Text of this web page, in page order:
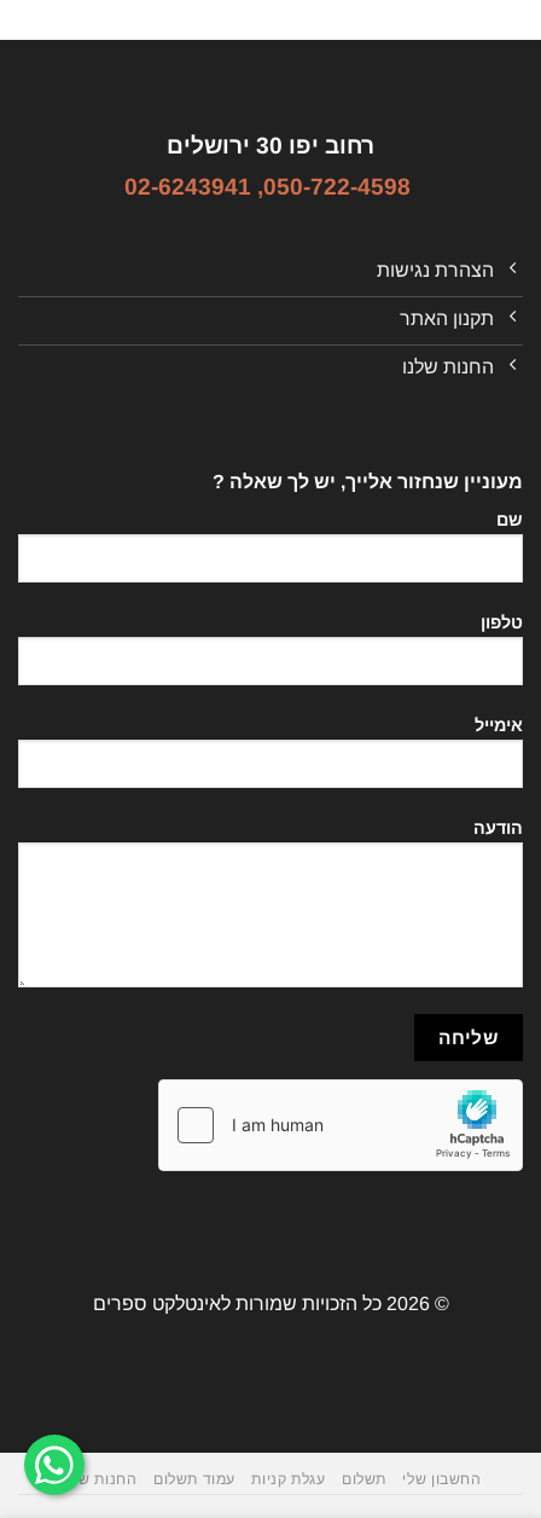
רחוב יפו 30 ירושלים
050-722-4598
,
02-6243941
הצהרת נגישות
תקנון האתר
החנות שלנו
מעוניין שנחזור אלייך, יש לך שאלה ?
שם
טלפון
אימייל
הודעה
© 2026 כל הזכויות שמורות לאינטלקט ספרים
החשבון שלי תשלום עגלת קניות עמוד תשלום החנות שלנו